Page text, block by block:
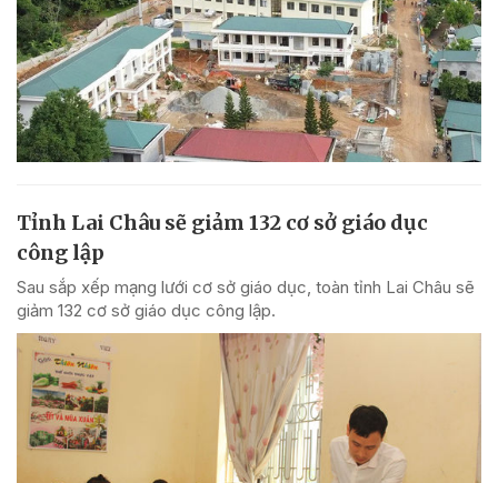
Tỉnh Lai Châu sẽ giảm 132 cơ sở giáo dục
công lập
Sau sắp xếp mạng lưới cơ sở giáo dục, toàn tỉnh Lai Châu sẽ
giảm 132 cơ sở giáo dục công lập.